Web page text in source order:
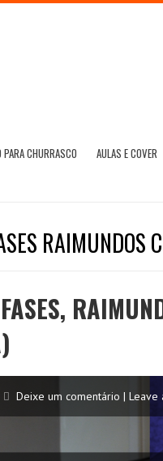
CHURRASCO AULAS E COVER
RAIMUNDOS
Deixe um comentário | Leave